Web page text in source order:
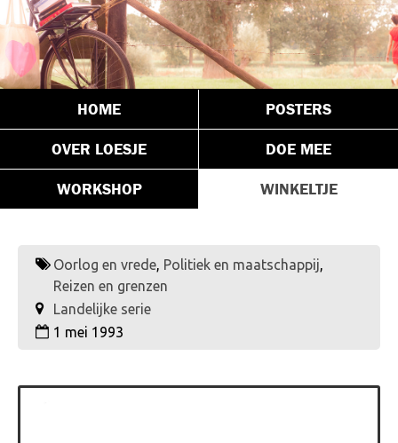
HOME POSTERS
OVER LOESJE DOE MEE
WORKSHOP WINKELTJE
Oorlog en vrede, Politiek en maatschappij,
Reizen en grenzen
Landelijke serie
1 mei 1993